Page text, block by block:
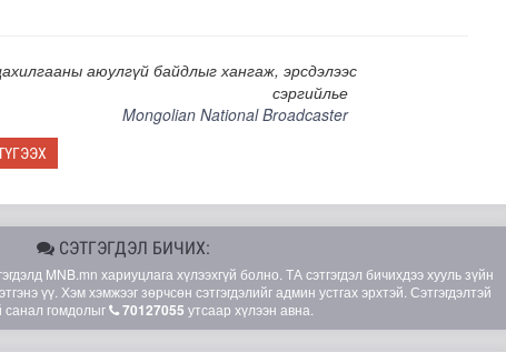
аюулгүй байдлыг хангаж, эрсдэлээс
сэргийлье
Mongolian National Broadcaster
СЭТГЭГДЭЛ БИЧИХ:
MNB.mn хариуцлага хүлээхгүй болно. ТА сэтгэгдэл бичихдээ хууль зүйн
үү. Хэм хэмжээг зөрчсөн сэтгэгдэлийг админ устгах эрхтэй. Сэтгэгдэлтэй
санал гомдолыг
70127055 утсаар хүлээн авна.